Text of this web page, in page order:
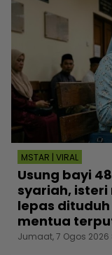
MSTAR | VIRAL
Usung bayi
syariah,
lepas
mentua
Jumaat, 7 Ogos 2026